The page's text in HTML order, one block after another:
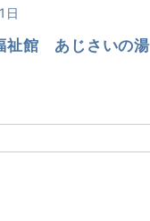
日
祉館 あじさいの湯